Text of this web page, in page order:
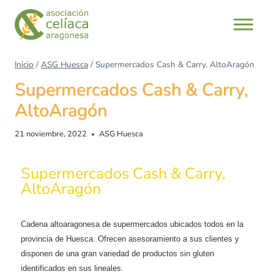
Inicio / ASG Huesca / Supermercados Cash & Carry, AltoAragón
Supermercados Cash & Carry,
AltoAragón
21 noviembre, 2022 ASG Huesca
Supermercados Cash & Carry,
AltoAragón
Cadena altoaragonesa de supermercados ubicados todos en la
provincia de Huesca. Ofrecen asesoramiento a sus clientes y
disponen de una gran variedad de productos sin gluten
identificados en sus lineales.